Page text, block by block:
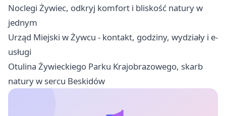
Noclegi Żywiec, odkryj komfort i bliskość natury w
jednym
Urząd Miejski w Żywcu - kontakt, godziny, wydziały i e-
usługi
Otulina Żywieckiego Parku Krajobrazowego, skarb
natury w sercu Beskidów